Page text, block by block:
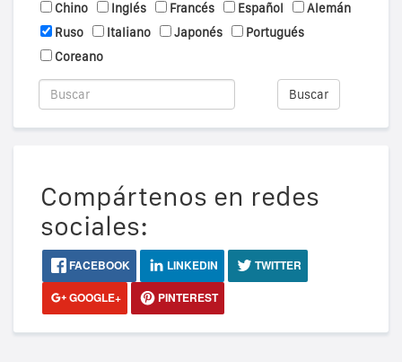
Chino
Inglés Francés Español
Alemán
Ruso
Italiano Japonés
Portugués
Coreano
Buscar
Compártenos en redes
sociales:
FACEBOOK LINKEDIN
TWITTER
GOOGLE+
PINTEREST